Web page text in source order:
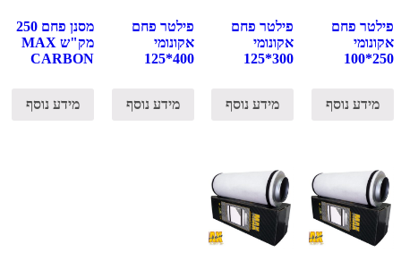
פילטר פחם
אקונומי
250*100
מידע נוסף
פילטר פחם
אקונומי
300*125
מידע נוסף
פילטר פחם
אקונומי
400*125
מידע נוסף
מסנן פחם 250
מק"ש MAX
CARBON
מידע נוסף